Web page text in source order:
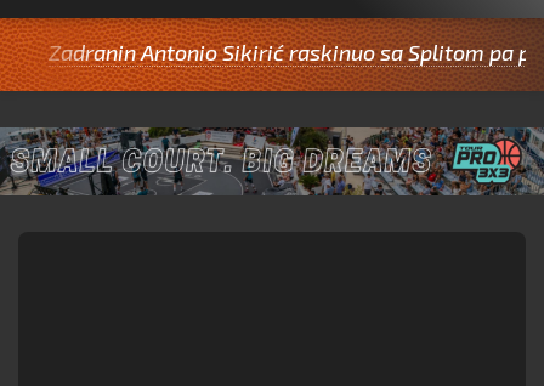
Zadranin Antonio Sikirić raskinuo sa Splitom pa